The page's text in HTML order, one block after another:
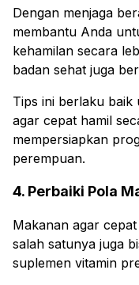
Dengan menjaga
membantu Anda
kehamilan secara
badan sehat juga
Tips ini berlaku
agar cepat hamil
mempersiapkan
perempuan.
4. Perbaiki Pola
Makanan agar
salah satunya juga
suplemen vitamin